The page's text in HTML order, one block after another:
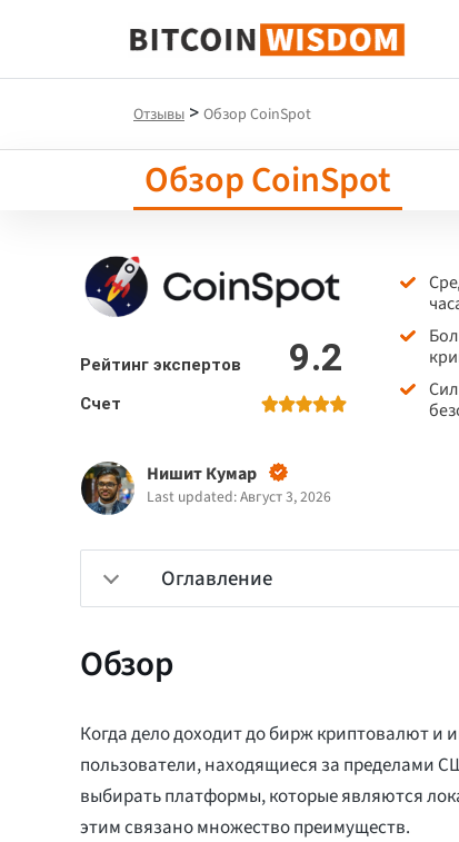
Биткойн Мудрость
Отзывы > Обзор CoinSpot
Обзор CoinSpot
Рейтинг экспертов 9.2
Счет
Нишит Кумар
Last updated: Август 3, 2026
Оглавление
Обзор
Когда дело доходит до бирж криптовалют и
пользователи, находящиеся за пределами
выбирать платформы, которые являются
этим связано множество преимуществ.